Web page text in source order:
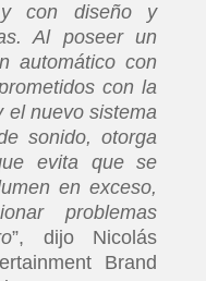
con diseño y
Al poseer un
automático con
con la
el nuevo sistema
sonido, otorga
evita que se
en exceso,
problemas
”, dijo Nicolás
Brand